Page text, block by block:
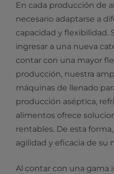
En cada producción de
necesario adaptarse a
capacidad y flexibilidad.
ingresar a una nueva
contar con una mayor
producción, nuestra
máquinas de llenado
producción aséptica,
alimentos ofrece
rentables. De esta
agilidad y eficacia de su
Al contar con una gama